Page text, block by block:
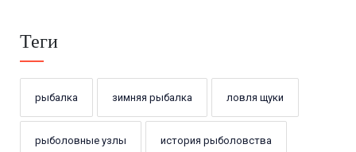
Теги
рыбалка зимняя рыбалка ловля щуки
рыболовные узлы история рыболовства